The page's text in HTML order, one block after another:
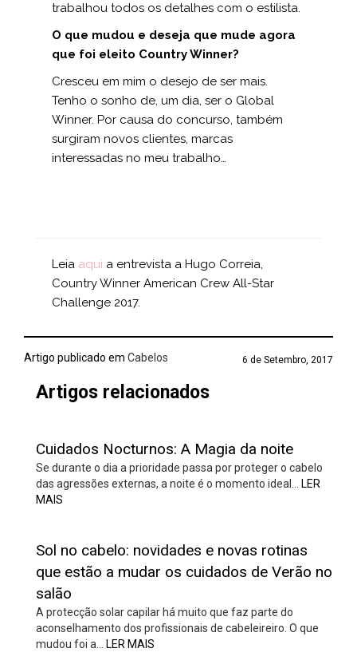
trabalhou todos os detalhes com o estilista.
O que mudou e deseja que mude agora
que foi eleito Country Winner?
Cresceu em mim o desejo de ser mais.
Tenho o sonho de, um dia, ser o Global
Winner. Por causa do concurso, também
surgiram novos clientes, marcas
interessadas no meu trabalho…
Leia aqui a entrevista a Hugo Correia,
Country Winner American Crew All-Star
Challenge 2017.
Artigo publicado em Cabelos 6 de Setembro, 2017
Artigos relacionados
Cuidados Nocturnos: A Magia da noite
Se durante o dia a prioridade passa por proteger o cabelo
das agressões externas, a noite é o momento ideal…
LER
MAIS
Sol no cabelo: novidades e novas rotinas
que estão a mudar os cuidados de Verão no
salão
A protecção solar capilar há muito que faz parte do
aconselhamento dos profissionais de cabeleireiro. O que
mudou foi a…
LER MAIS